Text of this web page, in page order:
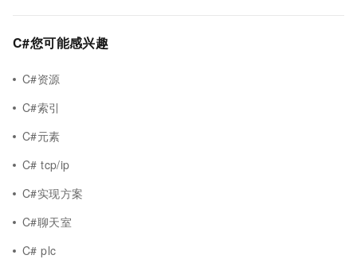
C#您可能感兴趣
C#资源
C#索引
C#元素
C# tcp/ip
C#实现方案
C#聊天室
C# plc